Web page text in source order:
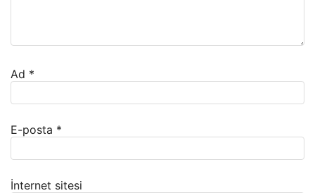
Ad *
E-posta *
İnternet sitesi